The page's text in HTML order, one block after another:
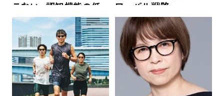
こない…認知機能の低
下を救う、脳のインナ
ーケアとは
ローバル戦略